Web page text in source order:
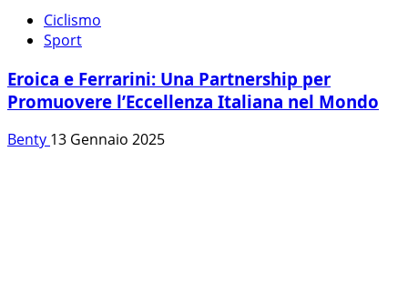
Ciclismo
Sport
Eroica e Ferrarini: Una Partnership per
Promuovere l’Eccellenza Italiana nel Mondo
Benty 13 Gennaio 2025